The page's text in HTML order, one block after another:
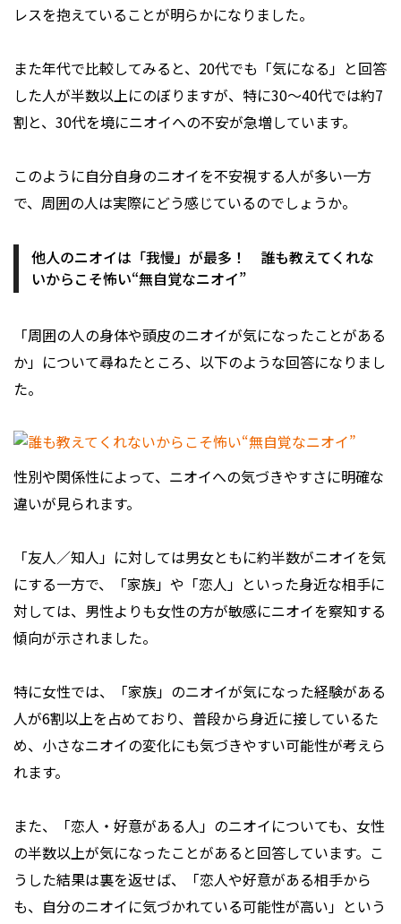
レスを抱えていることが明らかになりました。
また年代で比較してみると、20代でも「気になる」と回答
した人が半数以上にのぼりますが、特に30〜40代では約7
割と、30代を境にニオイへの不安が急増しています。
このように自分自身のニオイを不安視する人が多い一方
で、周囲の人は実際にどう感じているのでしょうか。
他人のニオイは「我慢」が最多！ 誰も教えてくれな
いからこそ怖い“無自覚なニオイ”
「周囲の人の身体や頭皮のニオイが気になったことがある
か」について尋ねたところ、以下のような回答になりまし
た。
性別や関係性によって、ニオイへの気づきやすさに明確な
違いが見られます。
「友人／知人」に対しては男女ともに約半数がニオイを気
にする一方で、「家族」や「恋人」といった身近な相手に
対しては、男性よりも女性の方が敏感にニオイを察知する
傾向が示されました。
特に女性では、「家族」のニオイが気になった経験がある
人が6割以上を占めており、普段から身近に接しているた
め、小さなニオイの変化にも気づきやすい可能性が考えら
れます。
また、「恋人・好意がある人」のニオイについても、女性
の半数以上が気になったことがあると回答しています。こ
うした結果は裏を返せば、「恋人や好意がある相手から
も、自分のニオイに気づかれている可能性が高い」という